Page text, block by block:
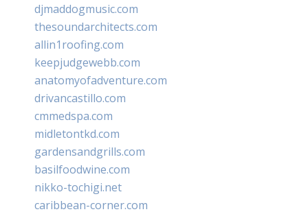
djmaddogmusic.com
thesoundarchitects.com
allin1roofing.com
keepjudgewebb.com
anatomyofadventure.com
drivancastillo.com
cmmedspa.com
midletontkd.com
gardensandgrills.com
basilfoodwine.com
nikko-tochigi.net
caribbean-corner.com